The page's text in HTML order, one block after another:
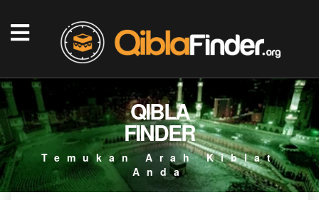
QIBLA
FINDER
Temukan Arah Kiblat
Anda